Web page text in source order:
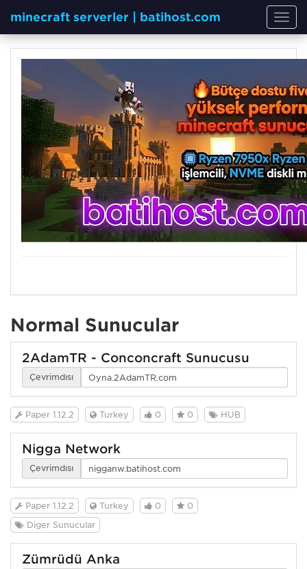
minecraft serverler | batihost.com
Normal Sunucular
2AdamTR - Conconcraft Sunucusu
Çevrimdışı
Paper 1.12.2 Turkey 0 0 HUB
Nigga Network
Çevrimdışı
Paper 1.12.2 Turkey 0
0
Diğer Sunucular
Zümrüdü Anka